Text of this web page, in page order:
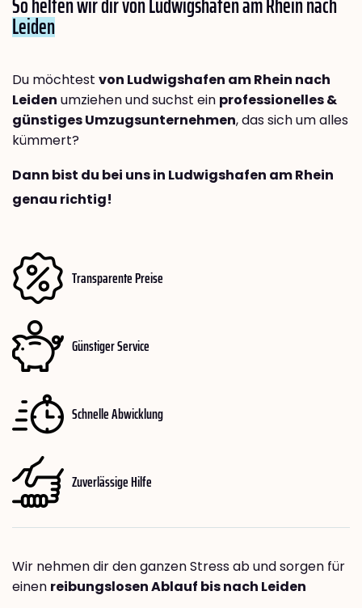
Leiden
Du möchtest von Ludwigshafen am Rhein nach
Leiden umziehen und suchst ein professionelles &
günstiges Umzugsunternehmen, das sich um alles
kümmert?
Dann bist du bei uns in Ludwigshafen am Rhein
genau richtig!
Transparente Preise
Günstiger Service
Schnelle Abwicklung
Zuverlässige Hilfe
Wir nehmen dir den ganzen Stress ab und sorgen für
einen reibungslosen Ablauf bis nach Leiden